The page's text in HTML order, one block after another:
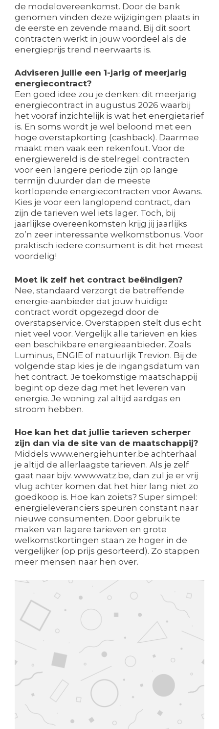
de modelovereenkomst. Door de bank
genomen vinden deze wijzigingen plaats in
de eerste en zevende maand. Bij dit soort
contracten werkt in jouw voordeel als de
energieprijs trend neerwaarts is.
Adviseren jullie een 1-jarig of meerjarig
energiecontract?
Een goed idee zou je denken: dit meerjarig
energiecontract in augustus 2026 waarbij
het vooraf inzichtelijk is wat het energietarief
is. En soms wordt je wel beloond met een
hoge overstapkorting (cashback). Daarmee
maakt men vaak een rekenfout. Voor de
energiewereld is de stelregel: contracten
voor een langere periode zijn op lange
termijn duurder dan de meeste
kortlopende energiecontracten voor Awans.
Kies je voor een langlopend contract, dan
zijn de tarieven wel iets lager. Toch, bij
jaarlijkse overeenkomsten krijg jij jaarlijks
zo’n zeer interessante welkomstbonus. Voor
praktisch iedere consument is dit het meest
voordelig!
Moet ik zelf het contract beëindigen?
Nee, standaard verzorgt de betreffende
energie-aanbieder dat jouw huidige
contract wordt opgezegd door de
overstapservice. Overstappen stelt dus echt
niet veel voor. Vergelijk alle tarieven en kies
een beschikbare energieaanbieder. Zoals
Luminus, ENGIE of natuurlijk Trevion. Bij de
volgende stap kies je de ingangsdatum van
het contract. Je toekomstige maatschappij
begint op deze dag met het leveren van
energie. Je woning zal altijd aardgas en
stroom hebben.
Hoe kan het dat jullie tarieven scherper
zijn dan via de site van de maatschappij?
Middels www.energiehunter.be achterhaal
je altijd de allerlaagste tarieven. Als je zelf
gaat naar bijv. www.watz.be, dan zul je er vrij
vlug achter komen dat het hier lang niet zo
goedkoop is. Hoe kan zoiets? Super simpel:
energieleveranciers speuren constant naar
nieuwe consumenten. Door gebruik te
maken van lagere tarieven en grote
welkomstkortingen staan ze hoger in de
vergelijker (op prijs gesorteerd). Zo stappen
meer mensen naar hen over.